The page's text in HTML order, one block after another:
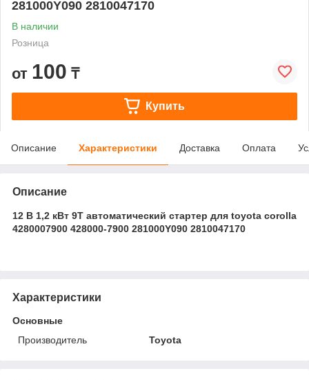
281000Y090 2810047170
В наличии
Розница
от 100 ₸
Купить
Описание Характеристики Доставка Оплата
Описание
12 В 1,2 кВт 9T автоматический стартер для toyota corolla
4280007900 428000-7900 281000Y090 2810047170
Характеристики
Основные
Производитель
Toyota